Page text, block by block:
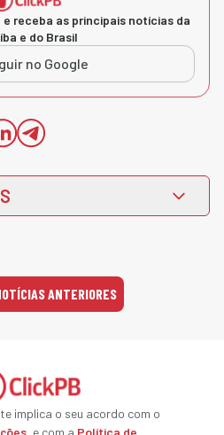
e receba as principais notícias da
e do Brasil
no Google
ANTERIORES
implica o seu acordo com o
, e com a Política de